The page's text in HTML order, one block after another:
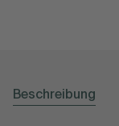
Beschreibung